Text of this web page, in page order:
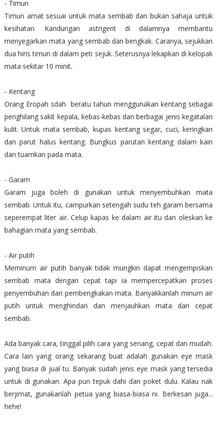
- Timun
Timun amat sesuai untuk mata sembab dan bukan sahaja untuk
kesihatan. Kandungan astrigent di dalamnya membantu
menyegarkan mata yang sembab dan bengkak. Caranya, sejukkan
dua hiris timun di dalam peti sejuk. Seterusnya lekapkan di kelopak
mata sekitar 10 minit.
- Kentang
Orang Eropah sdah beratu tahun menggunakan kentang sebagai
penghilang sakit kepala, kebas-kebas dan berbagai jenis kegatalan
kulit. Untuk mata sembab, kupas kentang segar, cuci, keringkan
dan parut halus kentang. Bungkus parutan kentang dalam kain
dan tuamkan pada mata.
- Garam
Garam juga boleh di gunakan untuk menyembuhkan mata
sembab. Untuk itu, campurkan setengah sudu teh garam bersama
seperempat liter air. Celup kapas ke dalam air itu dan oleskan ke
bahagian mata yang sembab.
- Air putih
Meminum air putih banyak tidak mungkin dapat mengempiskan
sembab mata dengan cepat tapi ia mempercepatkan proses
penyembuhan dari pembengkakan mata. Banyakkanlah minum air
putih untuk menghindari dan menjauhkan mata dari cepat
sembab.
Ada banyak cara, tinggal pilih cara yang senang, cepat dan mudah.
Cara lain yang orang sekarang buat adalah gunakan eye mask
yang biasa di jual tu. Banyak sudah jenis eye mask yang tersedia
untuk di gunakan. Apa pun tepuk dahi dan poket dulu. Kalau nak
berjimat, gunakanlah petua yang biasa-biasa ni. Berkesan juga...
hehe!